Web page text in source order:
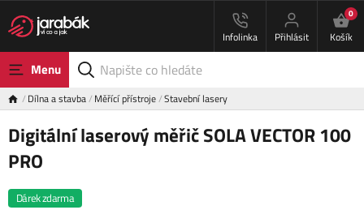
Infolinka Přihlásit
0
Košík
Menu
Dílna a stavba Měřící přístroje Stavební lasery
Digitální laserový měřič SOLA VECTOR 100
PRO
Dárek zdarma